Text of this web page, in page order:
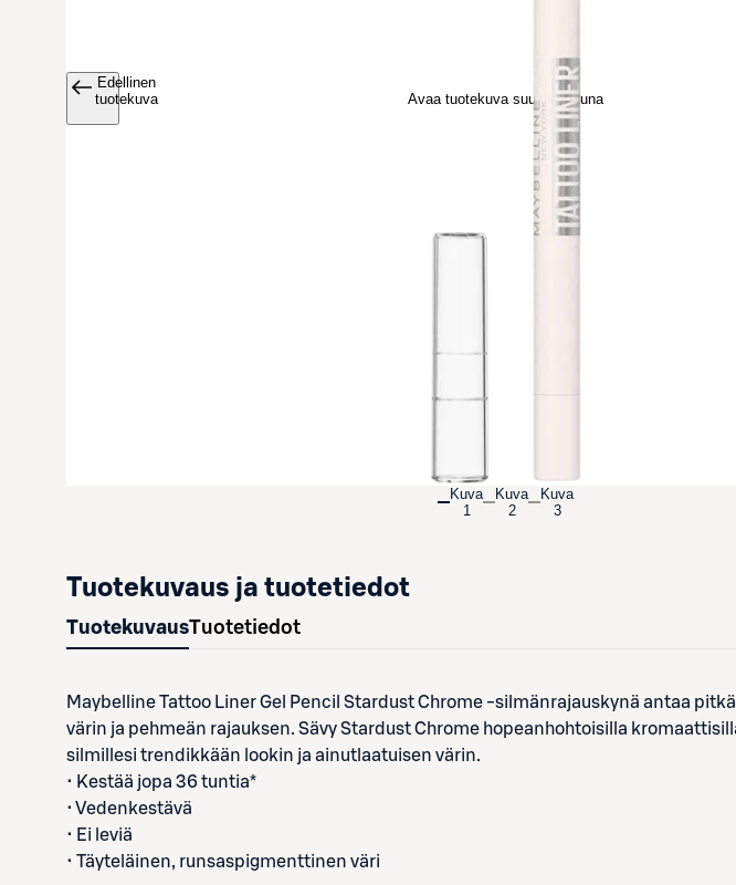
Avaa tuotekuva suurennettuna
Edellinen
tuotekuva
Kuva
1
Kuva
2
Kuva
3
Tuotekuvaus ja tuotetiedot
TuotekuvausTuotetiedot
Maybelline Tattoo Liner Gel Pencil Stardust Chrome -silmänrajauskynä antaa
värin ja pehmeän rajauksen. Sävy Stardust Chrome hopeanhohtoisilla
silmillesi trendikkään lookin ja ainutlaatuisen värin.
• Kestää jopa 36 tuntia*
• Vedenkestävä
• Ei leviä
• Täyteläinen, runsaspigmenttinen väri